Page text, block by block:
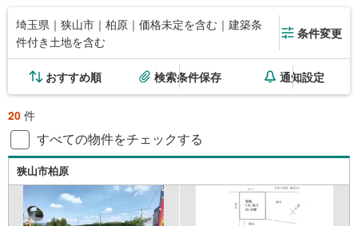
埼玉県｜狭山市｜柏原｜価格未定を含む｜建築条
件付き土地を含む
条件変更
おすすめ順 検索条件保存 通知設定
20 件
すべての物件をチェックする
狭山市柏原